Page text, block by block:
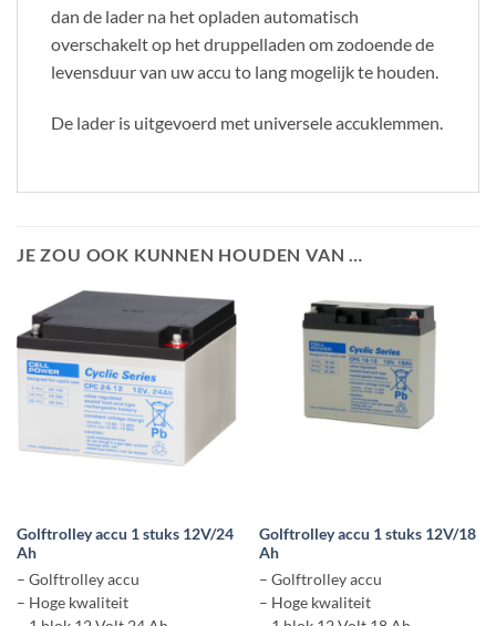
dan de lader na het opladen automatisch
overschakelt op het druppelladen om zodoende de
levensduur van uw accu to lang mogelijk te houden.
De lader is uitgevoerd met universele accuklemmen.
JE ZOU OOK KUNNEN HOUDEN VAN …
Golftrolley accu 1 stuks 12V/24
Ah
– Golftrolley accu
– Hoge kwaliteit
Golftrolley accu 1 stuks 12V/18
Ah
– Golftrolley accu
– Hoge kwaliteit